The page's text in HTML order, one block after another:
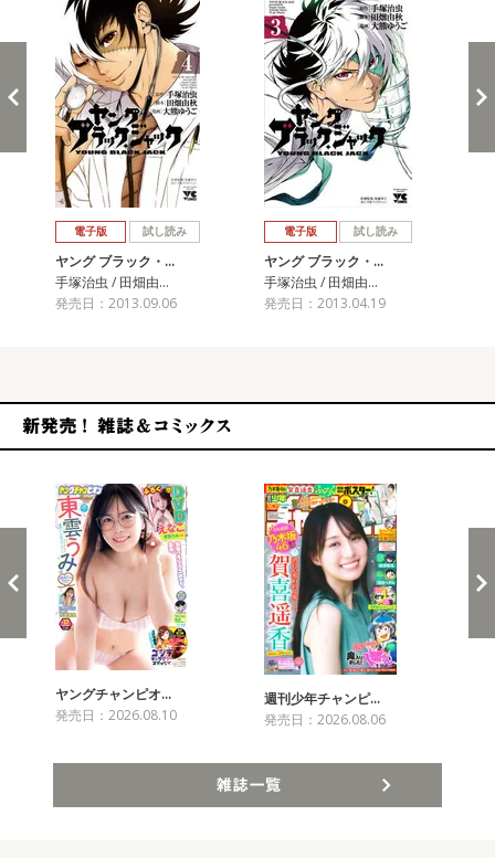
電子版 試し読み
ヤング ブラック・…
手塚治虫 / 田畑由…
発売日：2013.09.06
電子版 試し読み
ヤング ブラック・…
手塚治虫 / 田畑由…
発売日：2013.04.19
ヤングチャンピオ…
発売日：2026.08.10
週刊少年チャンピ…
発売日：2026.08.06